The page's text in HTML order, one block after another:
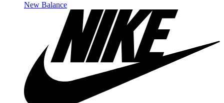
New Balance